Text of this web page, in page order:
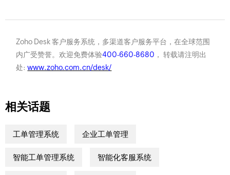
Zoho Desk 客户服务系统，多渠道客户服务平台，在全球范围
内广受赞誉。欢迎免费体验400-660-8680 ， 转载请注明出
处:www.zoho.com.cn/desk/
相关话题
工单管理系统 企业工单管理
智能工单管理系统 智能化客服系统